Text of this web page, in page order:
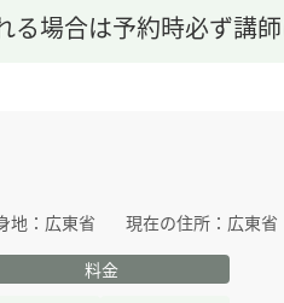
場合は予約時必ず講師
地： 広東省 現在の住所： 広東省
料金